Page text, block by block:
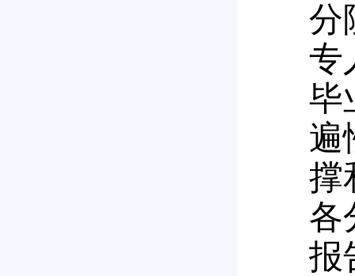
分
专
毕
遍
撑
各
报